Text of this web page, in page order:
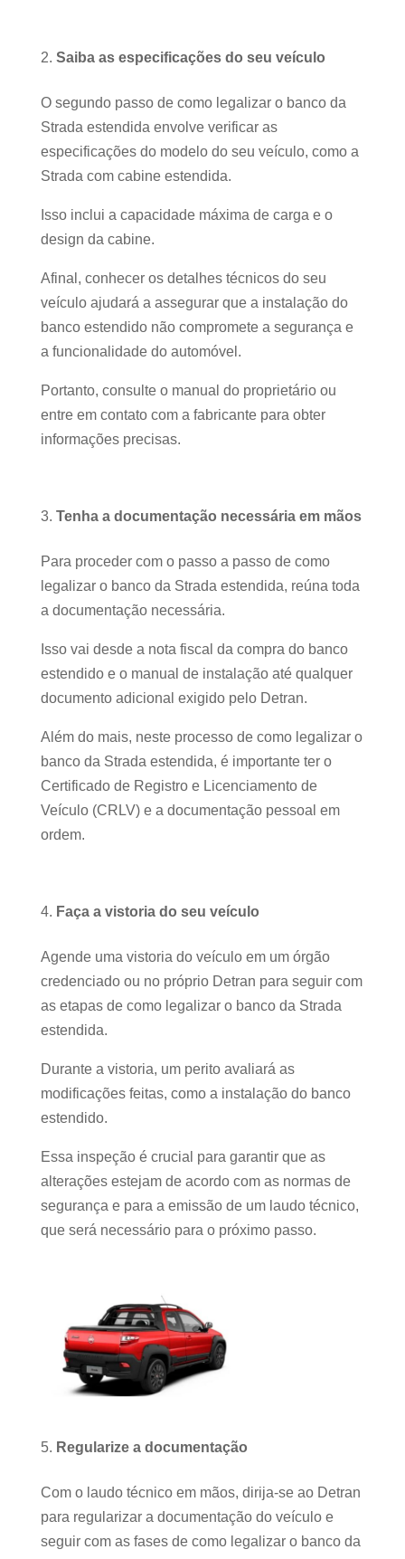
Saiba as especificações do seu veículo
O segundo passo de como legalizar o banco da
Strada estendida envolve verificar as
especificações do modelo do seu veículo, como a
Strada com cabine estendida.
Isso inclui a capacidade máxima de carga e o
design da cabine.
Afinal, conhecer os detalhes técnicos do seu
veículo ajudará a assegurar que a instalação do
banco estendido não compromete a segurança e
a funcionalidade do automóvel.
Portanto, consulte o manual do proprietário ou
entre em contato com a fabricante para obter
informações precisas.
Tenha a documentação necessária em mãos
Para proceder com o passo a passo de como
legalizar o banco da Strada estendida, reúna toda
a documentação necessária.
Isso vai desde a nota fiscal da compra do banco
estendido e o manual de instalação até qualquer
documento adicional exigido pelo Detran.
Além do mais, neste processo de como legalizar o
banco da Strada estendida, é importante ter o
Certificado de Registro e Licenciamento de
Veículo (CRLV) e a documentação pessoal em
ordem.
Faça a vistoria do seu veículo
Agende uma vistoria do veículo em um órgão
credenciado ou no próprio Detran para seguir com
as etapas de como legalizar o banco da Strada
estendida.
Durante a vistoria, um perito avaliará as
modificações feitas, como a instalação do banco
estendido.
Essa inspeção é crucial para garantir que as
alterações estejam de acordo com as normas de
segurança e para a emissão de um laudo técnico,
que será necessário para o próximo passo.
Regularize a documentação
Com o laudo técnico em mãos, dirija-se ao Detran
para regularizar a documentação do veículo e
seguir com as fases de como legalizar o banco da